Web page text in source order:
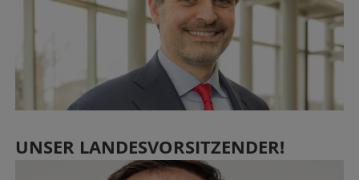
UNSER LANDESVORSITZENDER!